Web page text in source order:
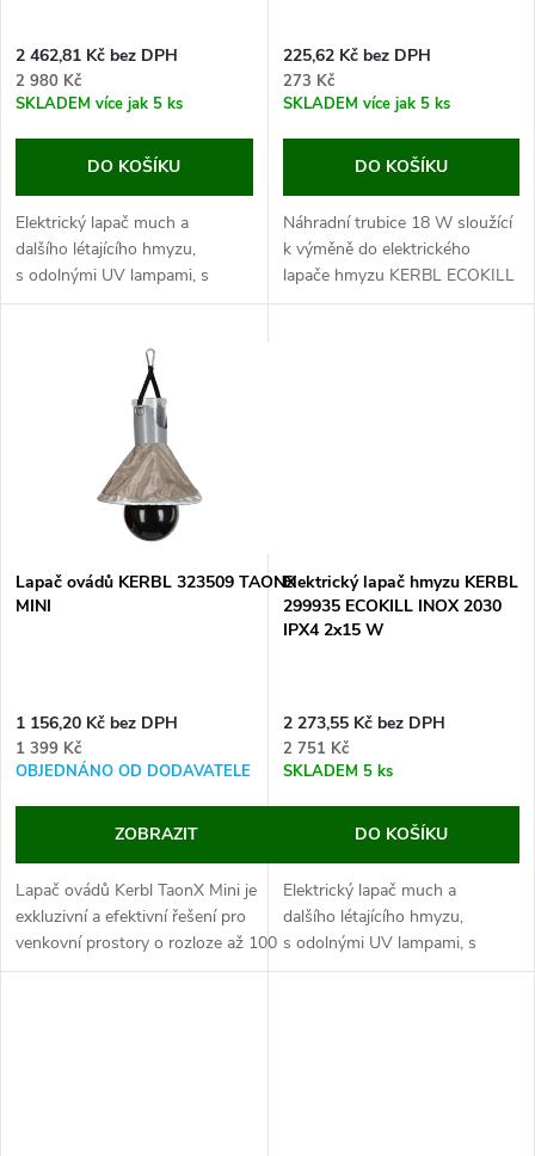
o
d
k
t
o
d
u
k
t
2 462,81 Kč bez DPH
2 980 Kč
SKLADEM více jak 5 ks
DO KOŠÍKU
Elektrický lapač much a
dalšího létajícího hmyzu,
s odolnými UV lampami, s
odolností
Zbavte se nechtěného hmyzu...
225,62 Kč bez DPH
273 Kč
SKLADEM více jak 5 ks
DO KOŠÍKU
Náhradní trubice 18 W sloužící
k výměně do elektrického
lapače hmyzu KERBL ECOKILL
INOX 2040 18 W modře
Lapač ovádů KERBL 323509 TAONX
MINI
1 156,20 Kč bez DPH
1 399 Kč
OBJEDNÁNO OD DODAVATELE
ZOBRAZIT
Lapač ovádů Kerbl TaonX Mini je
exkluzivní a efektivní řešení pro
venkovní prostory o rozloze až 100
m2.
Elektrický lapač hmyzu KERBL
299935 ECOKILL INOX 2030
IPX4 2x15 W
2 273,55 Kč bez DPH
2 751 Kč
SKLADEM 5 ks
DO KOŠÍKU
Elektrický lapač much a
dalšího létajícího hmyzu,
s odolnými UV lampami, s
odolností